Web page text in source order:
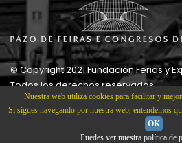
Nuestra web utiliza cookies para facilitar y
Si sigues navegando por nuestra web, entendemos
OK
Puedes ver nuestra política de
© Copyright 2021 Fundación Ferias y
Todos los derechos reservados